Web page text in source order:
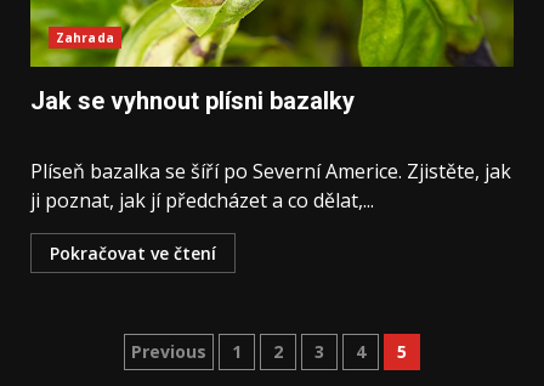
Zahrada
Jak se vyhnout plísni bazalky
Plíseň bazalka se šíří po Severní Americe. Zjistěte, jak
ji poznat, jak jí předcházet a co dělat,...
Pokračovat ve čtení
Stránkování
Previous 1 2 3 4 5